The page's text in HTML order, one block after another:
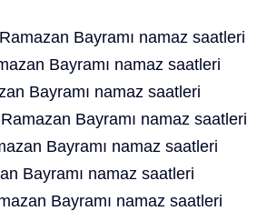
Bayramı namaz saatleri
Bayramı namaz saatleri
Bayramı namaz saatleri
Bayramı namaz saatleri
Bayramı namaz saatleri
Bayramı namaz saatleri
Bayramı namaz saatleri